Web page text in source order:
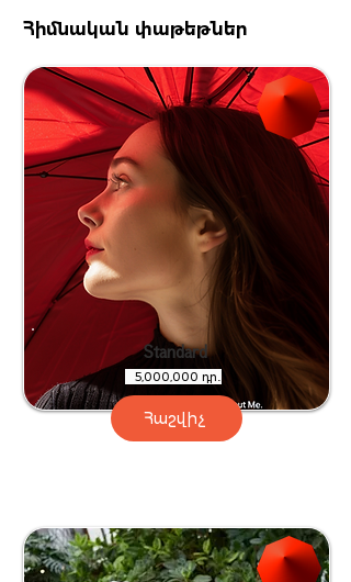
Հիմնական փաթեթներ
Standard
5,000,000 դր․
Հաշվիչ